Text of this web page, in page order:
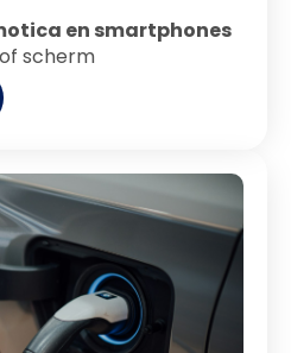
en smartphones
scherm